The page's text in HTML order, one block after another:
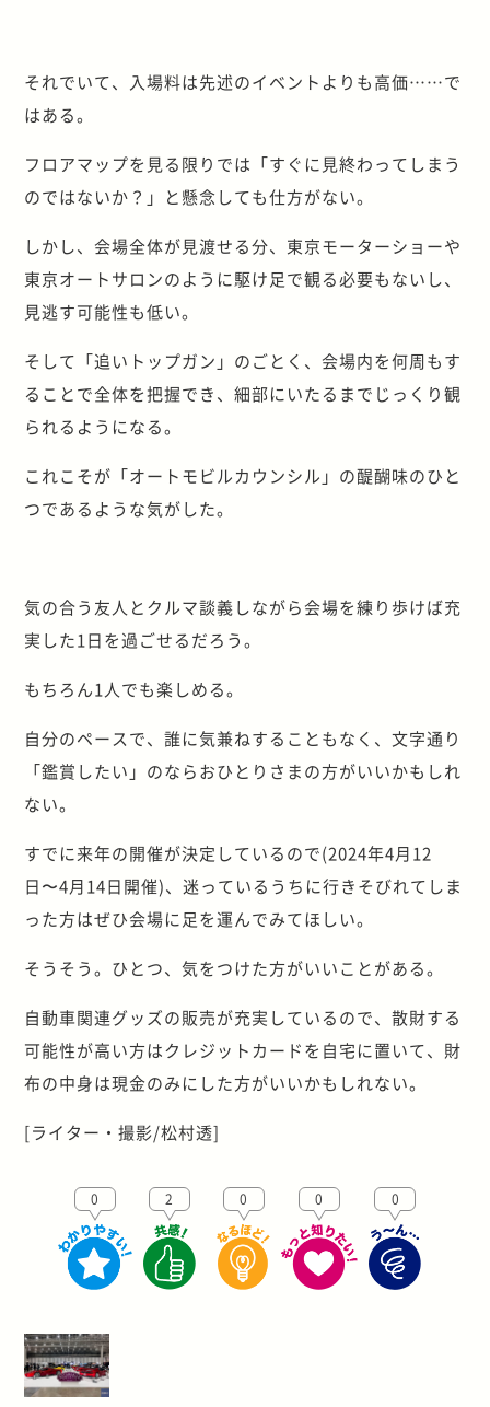
それでいて、入場料は先述のイベントよりも高価……で
はある。
フロアマップを見る限りでは「すぐに見終わってしまう
のではないか？」と懸念しても仕方がない。
しかし、会場全体が見渡せる分、東京モーターショーや
東京オートサロンのように駆け足で観る必要もないし、
見逃す可能性も低い。
そして「追いトップガン」のごとく、会場内を何周もす
ることで全体を把握でき、細部にいたるまでじっくり観
られるようになる。
これこそが「オートモビルカウンシル」の醍醐味のひと
つであるような気がした。
気の合う友人とクルマ談義しながら会場を練り歩けば充
実した1日を過ごせるだろう。
もちろん1人でも楽しめる。
自分のペースで、誰に気兼ねすることもなく、文字通り
「鑑賞したい」のならおひとりさまの方がいいかもしれ
ない。
すでに来年の開催が決定しているので(2024年4月12
日〜4月14日開催)、迷っているうちに行きそびれてしま
った方はぜひ会場に足を運んでみてほしい。
そうそう。ひとつ、気をつけた方がいいことがある。
自動車関連グッズの販売が充実しているので、散財する
可能性が高い方はクレジットカードを自宅に置いて、財
布の中身は現金のみにした方がいいかもしれない。
[ライター・撮影/松村透]
0 2 0 0 0